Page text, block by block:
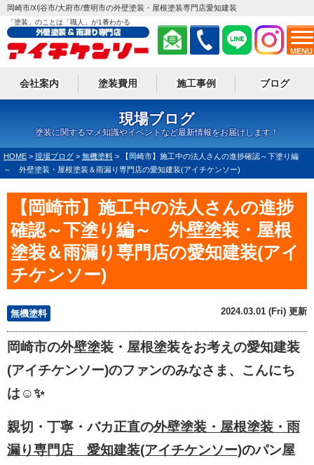
MENU
岡崎市/刈谷市/大府市/豊明市の外壁塗装・屋根塗装専門店愛知建装
「塗装」のことは「職人」が1番わかる
会社案内 塗装費用 施工事例 ブログ
現場ブログ
塗装に関するマメ知識やイベントなど最新情報をお届けします！
HOME > 現場ブログ > 無機塗料 >
【岡崎市】施工中の法人さんの進捗確認～下塗り編
～ 外壁塗装・屋根塗装＆雨漏り専門店の愛知建装(アイチケンソー)
【岡崎市】施工中の法人さんの進捗
確認～下塗り編～ 外壁塗装・屋根
塗装＆雨漏り専門店の愛知建装(アイ
チケンソー)
無機塗料 2024.03.01 (Fri) 更新
岡崎市の外壁塗装・屋根塗装をお考えの愛知建装
(アイチケンソー)のファンのみなさま、こんにち
は☺✨
親切・丁寧・バカ正直の外壁塗装・屋根塗装・雨
漏り専門店 愛知建装(アイチケンソー)のパン屋